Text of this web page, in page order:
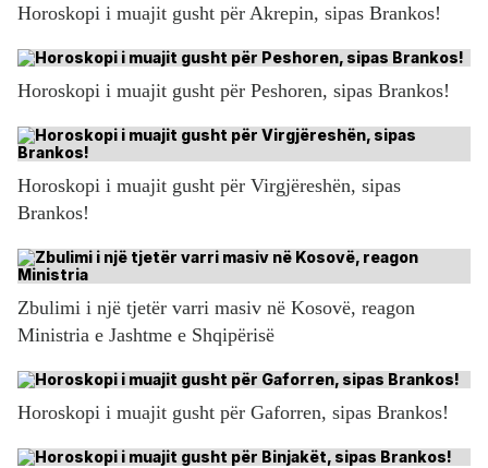
Horoskopi i muajit gusht për Akrepin, sipas Brankos!
Horoskopi i muajit gusht për Peshoren, sipas Brankos!
Horoskopi i muajit gusht për Virgjëreshën, sipas
Brankos!
Zbulimi i një tjetër varri masiv në Kosovë, reagon
Ministria e Jashtme e Shqipërisë
Horoskopi i muajit gusht për Gaforren, sipas Brankos!